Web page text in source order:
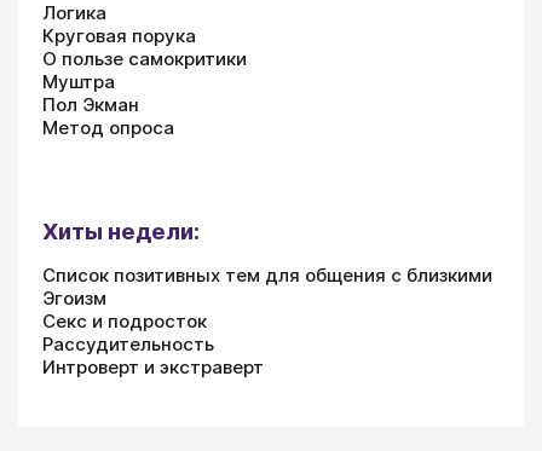
Логика
Круговая порука
О пользе самокритики
Муштра
Пол Экман
Метод опроса
Хиты недели:
Список позитивных тем для общения с близкими
Эгоизм
Секс и подросток
Рассудительность
Интроверт и экстраверт